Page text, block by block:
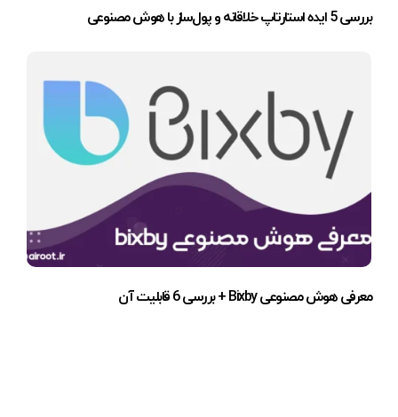
بررسی 5 ایده استارتاپ خلاقانه و پول‌ساز با هوش مصنوعی
معرفی هوش مصنوعی Bixby + بررسی 6 قابلیت آن